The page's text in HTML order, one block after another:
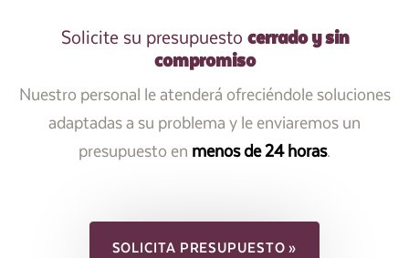
Solicite su presupuesto cerrado y sin
compromiso
Nuestro personal le atenderá ofreciéndole soluciones
adaptadas a su problema y le enviaremos un
presupuesto en menos de 24 horas.
SOLICITA PRESUPUESTO »